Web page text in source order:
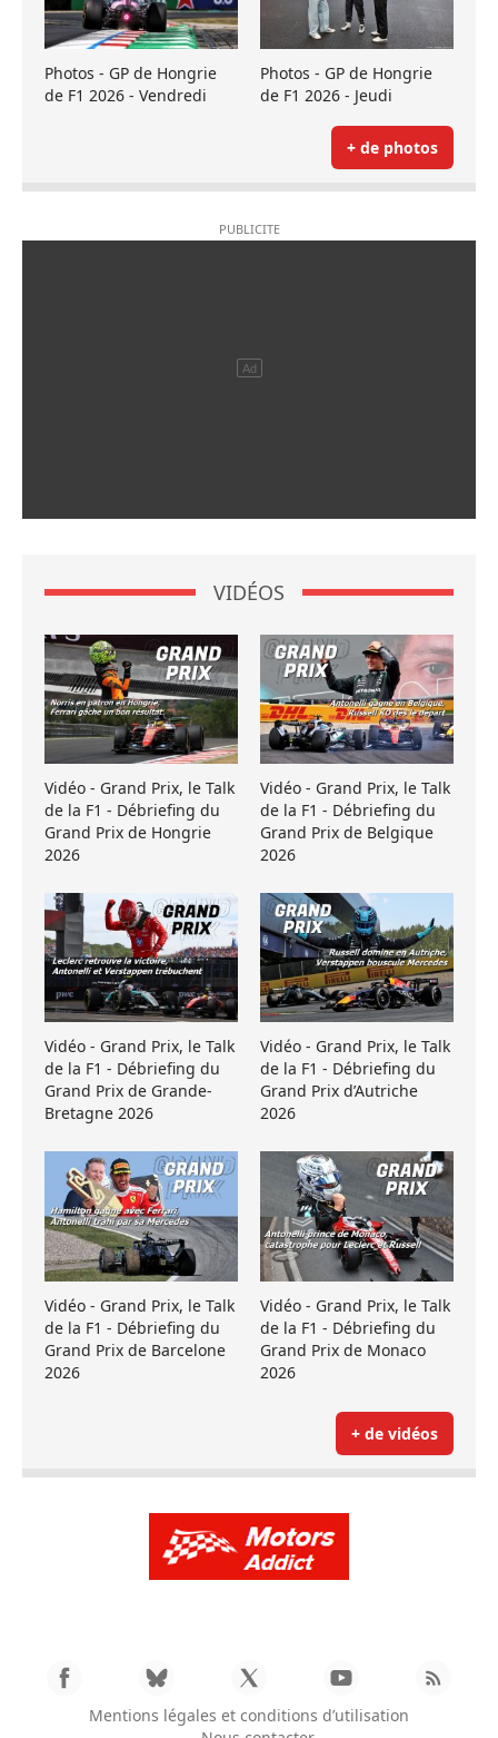
Photos - GP de Hongrie
de F1 2026 - Vendredi
Photos - GP de Hongrie
de F1 2026 - Jeudi
+ de photos
VIDÉOS
Vidéo - Grand Prix, le Talk
de la F1 - Débriefing du
Grand Prix de Hongrie
2026
Vidéo - Grand Prix, le Talk
de la F1 - Débriefing du
Grand Prix de Belgique
2026
Vidéo - Grand Prix, le Talk
de la F1 - Débriefing du
Grand Prix de Grande-
Bretagne 2026
Vidéo - Grand Prix, le Talk
de la F1 - Débriefing du
Grand Prix d’Autriche
2026
Vidéo - Grand Prix, le Talk
de la F1 - Débriefing du
Grand Prix de Barcelone
2026
Vidéo - Grand Prix, le Talk
de la F1 - Débriefing du
Grand Prix de Monaco
2026
+ de vidéos
Mentions légales et conditions d’utilisation